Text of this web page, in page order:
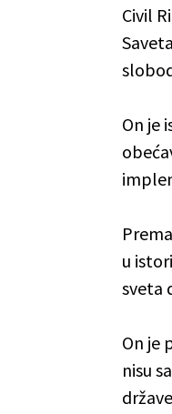
Civil
On je
u
sveta
On je
nisu